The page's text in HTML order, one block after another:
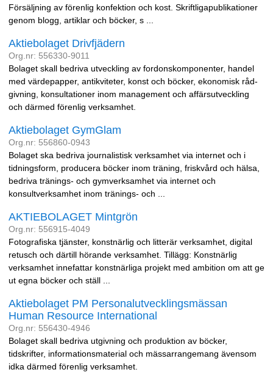
Försäljning av förenlig konfektion och kost. Skriftligapublikationer
genom blogg, artiklar och böcker, s ...
Aktiebolaget Drivfjädern
Org.nr: 556330-9011
Bolaget skall bedriva utveckling av fordonskomponenter, handel
med värdepapper, antikviteter, konst och böcker, ekonomisk råd-
givning, konsultationer inom management och affärsutveckling
och därmed förenlig verksamhet.
Aktiebolaget GymGlam
Org.nr: 556860-0943
Bolaget ska bedriva journalistisk verksamhet via internet och i
tidningsform, producera böcker inom träning, friskvård och hälsa,
bedriva tränings- och gymverksamhet via internet och
konsultverksamhet inom tränings- och ...
AKTIEBOLAGET Mintgrön
Org.nr: 556915-4049
Fotografiska tjänster, konstnärlig och litterär verksamhet, digital
retusch och därtill hörande verksamhet. Tillägg: Konstnärlig
verksamhet innefattar konstnärliga projekt med ambition om att ge
ut egna böcker och ställ ...
Aktiebolaget PM Personalutvecklingsmässan
Human Resource International
Org.nr: 556430-4946
Bolaget skall bedriva utgivning och produktion av böcker,
tidskrifter, informationsmaterial och mässarrangemang ävensom
idka därmed förenlig verksamhet.